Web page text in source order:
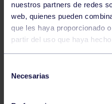
nuestros partners de redes
web, quienes pueden
que les haya proporcionado
partir del uso que haya
Necesarias
El equipo femenino del
proclamado campeonas de
Centenarioque se ha
Zaragoza. El equipo
posición.